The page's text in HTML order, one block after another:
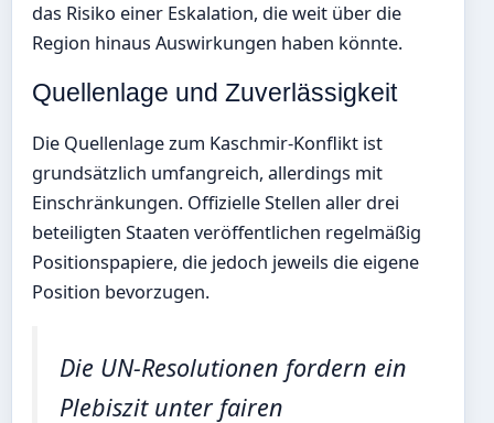
das Risiko einer Eskalation, die weit über die
Region hinaus Auswirkungen haben könnte.
Quellenlage und Zuverlässigkeit
Die Quellenlage zum Kaschmir-Konflikt ist
grundsätzlich umfangreich, allerdings mit
Einschränkungen. Offizielle Stellen aller drei
beteiligten Staaten veröffentlichen regelmäßig
Positionspapiere, die jedoch jeweils die eigene
Position bevorzugen.
Die UN-Resolutionen fordern ein
Plebiszit unter fairen